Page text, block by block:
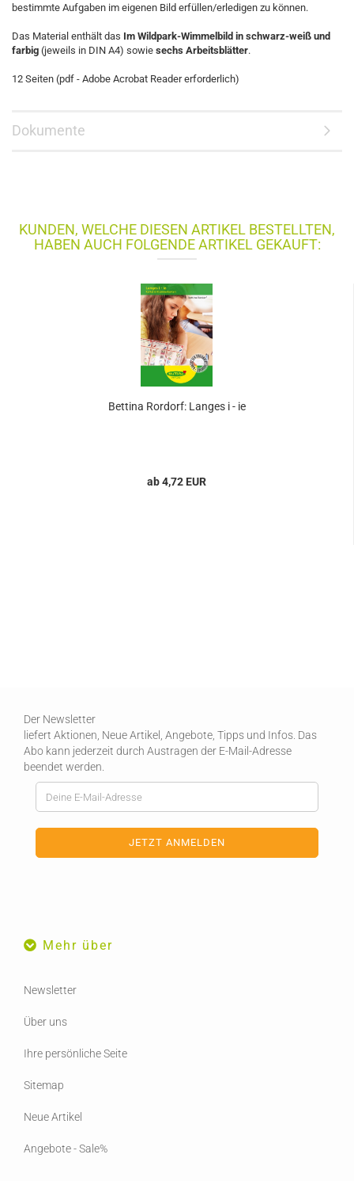
bestimmte Aufgaben im eigenen Bild erfüllen/erledigen zu können.
Das Material enthält das Im Wildpark-Wimmelbild in schwarz-weiß und
farbig (jeweils in DIN A4) sowie sechs Arbeitsblätter.
12 Seiten (pdf - Adobe Acrobat Reader erforderlich)
Dokumente
KUNDEN, WELCHE DIESEN ARTIKEL BESTELLTEN,
HABEN AUCH FOLGENDE ARTIKEL GEKAUFT:
Bettina Rordorf: Langes i - ie
ab 4,72 EUR
Der Newsletter
liefert Aktionen, Neue Artikel, Angebote, Tipps und Infos. Das
Abo kann jederzeit durch Austragen der E-Mail-Adresse
beendet werden.
Mehr über
Newsletter
Über uns
Ihre persönliche Seite
Sitemap
Neue Artikel
Angebote - Sale%